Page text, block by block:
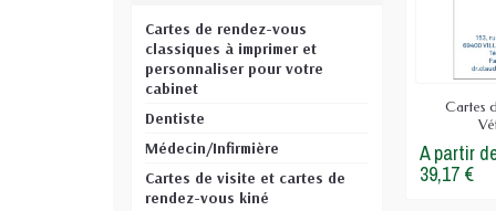
Cartes de rendez-vous
classiques à imprimer et
personnaliser pour votre
cabinet
Dentiste
Médecin/Infirmière
Cartes de visite et cartes de
rendez-vous kiné
Cartes
A partir
39,17 €